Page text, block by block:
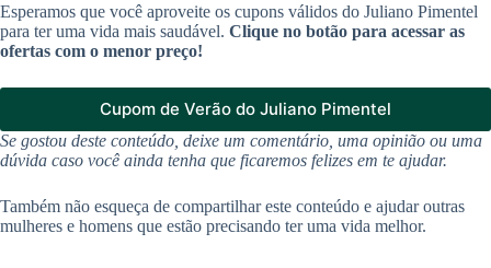
Esperamos que você aproveite os cupons válidos do Juliano Pimentel
para ter uma vida mais saudável. Clique no botão para acessar as
ofertas com o menor preço!
Cupom de Verão do Juliano Pimentel
Se gostou deste conteúdo, deixe um comentário, uma opinião ou uma
dúvida caso você ainda tenha que ficaremos felizes em te ajudar.
Também não esqueça de compartilhar este conteúdo e ajudar outras
mulheres e homens que estão precisando ter uma vida melhor.